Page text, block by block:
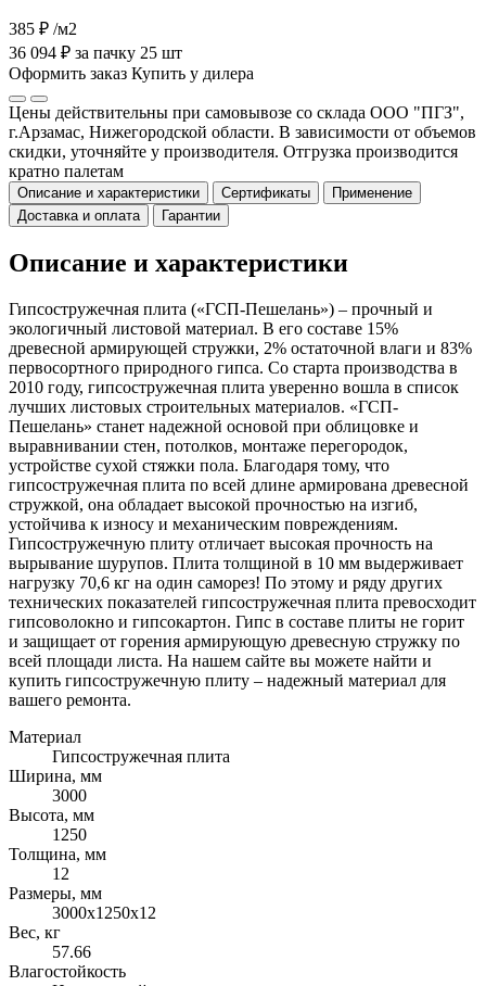
385 ₽ /м2
36 094 ₽ за пачку 25 шт
Оформить заказ Купить у дилера
Цены действительны при самовывозе со склада ООО "ПГЗ",
г.Арзамас, Нижегородской области. В зависимости от объемов
скидки, уточняйте у производителя. Отгрузка производится
кратно палетам
Описание и характеристики Сертификаты
Применение
Доставка и оплата
Гарантии
Описание и характеристики
Гипсостружечная плита («ГСП-Пешелань») – прочный и
экологичный листовой материал. В его составе 15%
древесной армирующей стружки, 2% остаточной влаги и 83%
первосортного природного гипса. Со старта производства в
2010 году, гипсостружечная плита уверенно вошла в список
лучших листовых строительных материалов. «ГСП-
Пешелань» станет надежной основой при облицовке и
выравнивании стен, потолков, монтаже перегородок,
устройстве сухой стяжки пола. Благодаря тому, что
гипсостружечная плита по всей длине армирована древесной
стружкой, она обладает высокой прочностью на изгиб,
устойчива к износу и механическим повреждениям.
Гипсостружечную плиту отличает высокая прочность на
вырывание шурупов. Плита толщиной в 10 мм выдерживает
нагрузку 70,6 кг на один саморез! По этому и ряду других
технических показателей гипсостружечная плита превосходит
гипсоволокно и гипсокартон. Гипс в составе плиты не горит
и защищает от горения армирующую древесную стружку по
всей площади листа. На нашем сайте вы можете найти и
купить гипсостружечную плиту – надежный материал для
вашего ремонта.
Материал
Гипсостружечная плита
Ширина, мм
3000
Высота, мм
1250
Толщина, мм
12
Размеры, мм
3000х1250х12
Вес, кг
57.66
Влагостойкость